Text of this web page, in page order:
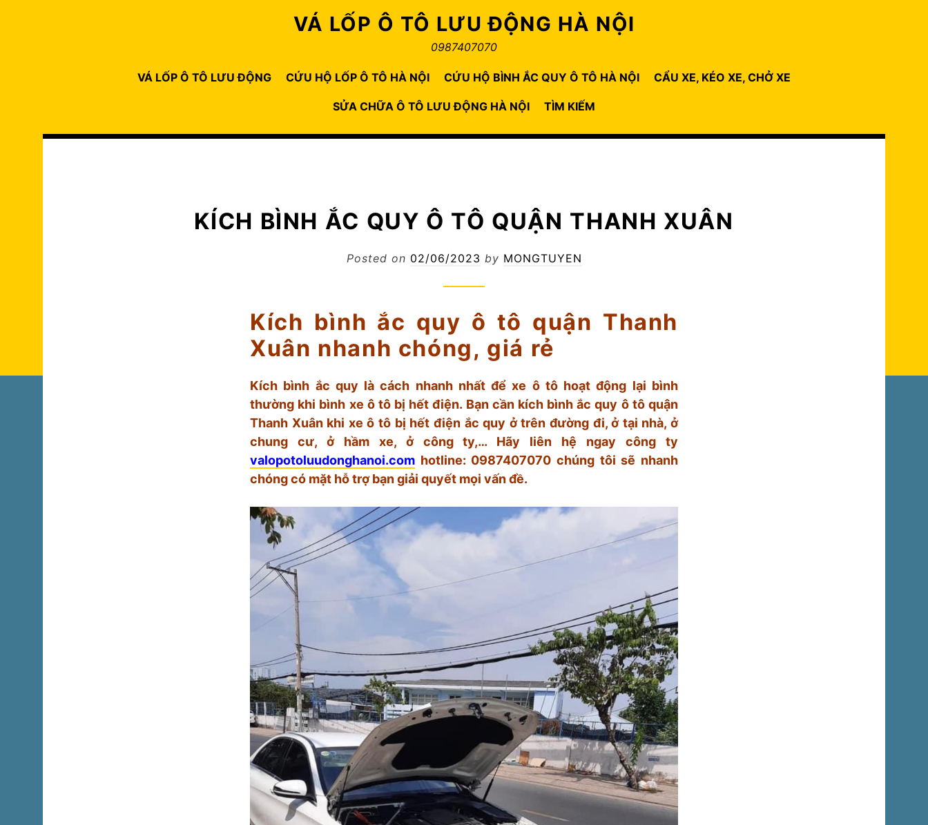
VÁ LỐP Ô TÔ LƯU ĐỘNG HÀ NỘI
0987407070
VÁ LỐP Ô TÔ LƯU ĐỘNG CỨU HỘ LỐP Ô TÔ HÀ NỘI CỨU HỘ BÌNH ẮC QUY Ô TÔ HÀ NỘI CẨU XE, KÉO XE, CHỞ XE
SỬA CHỮA Ô TÔ LƯU ĐỘNG HÀ NỘI TÌM KIẾM
KÍCH BÌNH ẮC QUY Ô TÔ QUẬN THANH XUÂN
Posted on 02/06/2023 by MONGTUYEN
Kích bình ắc quy ô tô quận Thanh
Xuân nhanh chóng, giá rẻ
Kích bình ắc quy là cách nhanh nhất để xe ô tô hoạt động lại bình
thường khi bình xe ô tô bị hết điện. Bạn cần kích bình ắc quy ô tô quận
Thanh Xuân khi xe ô tô bị hết điện ắc quy ở trên đường đi, ở tại nhà, ở
chung cư, ở hầm xe, ở công ty,… Hãy liên hệ ngay công ty
valopotoluudonghanoi.com hotline: 0987407070 chúng tôi sẽ nhanh
chóng có mặt hỗ trợ bạn giải quyết mọi vấn đề.